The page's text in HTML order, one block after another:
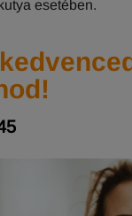
esetében.